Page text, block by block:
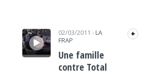
Lecteur audio 02/03/2011 - LA
FRAP
+
Une famille
contre Total